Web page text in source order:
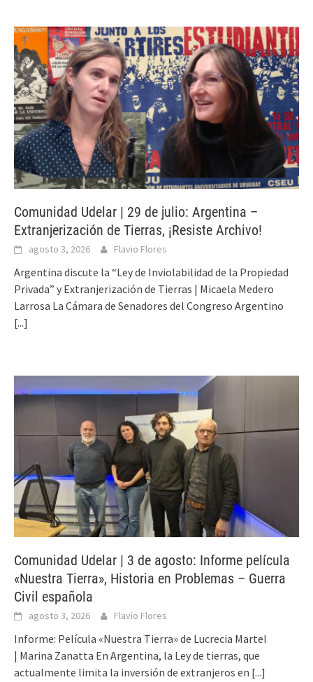
Comunidad Udelar | 29 de julio: Argentina –
Extranjerización de Tierras, ¡Resiste Archivo!
agosto 3, 2026 Flavio Flores
Argentina discute la “Ley de Inviolabilidad de la Propiedad
Privada” y Extranjerización de Tierras | Micaela Medero
Larrosa La Cámara de Senadores del Congreso Argentino
[...]
Comunidad Udelar | 3 de agosto: Informe película
«Nuestra Tierra», Historia en Problemas – Guerra
Civil española
agosto 3, 2026 Flavio Flores
Informe: Película «Nuestra Tierra» de Lucrecia Martel
| Marina Zanatta En Argentina, la Ley de tierras, que
actualmente limita la inversión de extranjeros en [...]